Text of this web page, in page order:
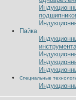
Пайка
инструмента
Специальные